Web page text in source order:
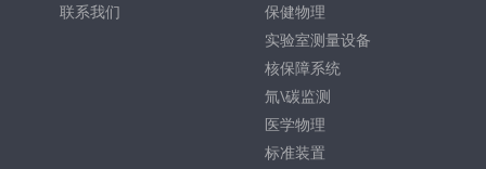
联系我们
保健物理
实验室测量设备
核保障系统
氚\碳监测
医学物理
标准装置